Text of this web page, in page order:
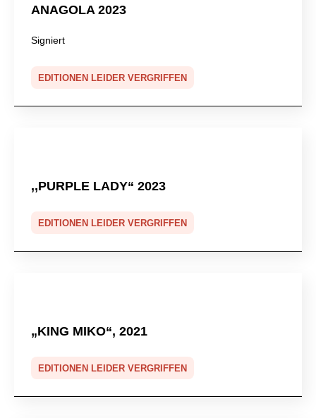
ANAGOLA 2023
Signiert
EDITIONEN LEIDER VERGRIFFEN
,,PURPLE LADY“ 2023
EDITIONEN LEIDER VERGRIFFEN
„KING MIKO“, 2021
EDITIONEN LEIDER VERGRIFFEN